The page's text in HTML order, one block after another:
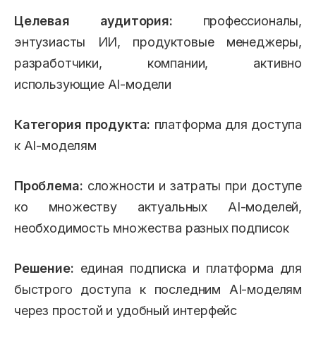
Целевая аудитория: профессионалы,
энтузиасты ИИ, продуктовые менеджеры,
разработчики, компании, активно
использующие AI-модели
Категория продукта: платформа для доступа
к AI-моделям
Проблема: сложности и затраты при доступе
ко множеству актуальных AI-моделей,
необходимость множества разных подписок
Решение: единая подписка и платформа для
быстрого доступа к последним AI-моделям
через простой и удобный интерфейс